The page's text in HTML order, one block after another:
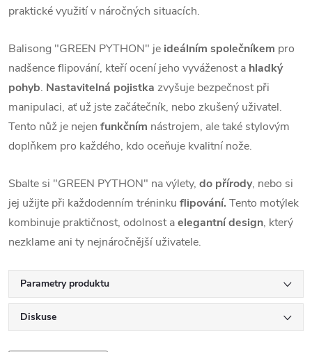
praktické využití v náročných situacích.
Balisong "GREEN PYTHON" je ideálním společníkem pro
nadšence flipování, kteří ocení jeho vyváženost a hladký
pohyb. Nastavitelná pojistka zvyšuje bezpečnost při
manipulaci, ať už jste začátečník, nebo zkušený uživatel.
Tento nůž je nejen funkčním nástrojem, ale také stylovým
doplňkem pro každého, kdo oceňuje kvalitní nože.
Sbalte si "GREEN PYTHON" na výlety, do přírody, nebo si
jej užijte při každodenním tréninku flipování. Tento motýlek
kombinuje praktičnost, odolnost aelegantní design, který
nezklame ani ty nejnáročnější uživatele.
Parametry produktu
Diskuse